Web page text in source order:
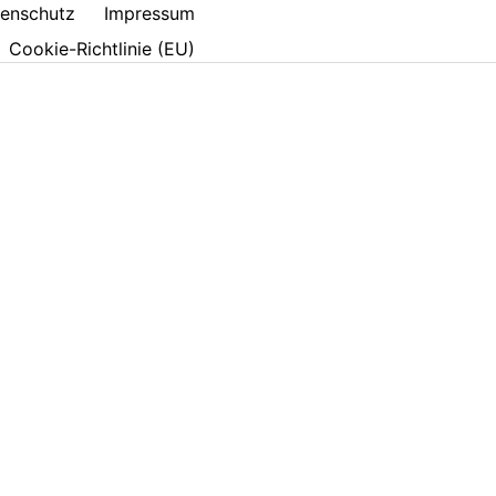
Impressum
Cookie-Richtlinie (EU)